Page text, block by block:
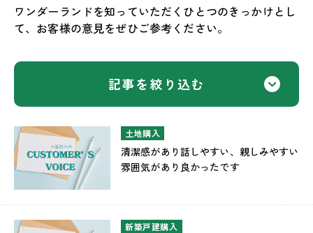
ワンダーランドを知っていただくひとつのきっかけとし
て、お客様の意見をぜひご参考ください。
記事を絞り込む
土地購入
清潔感があり話しやすい、親しみやすい
雰囲気があり良かったです
新築戸建購入